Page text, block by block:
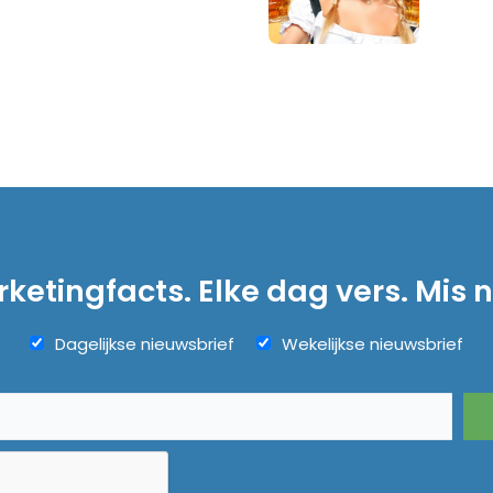
Elke dag vers. Mis
Dagelijkse nieuwsbrief Wekelijkse nieuwsbrief